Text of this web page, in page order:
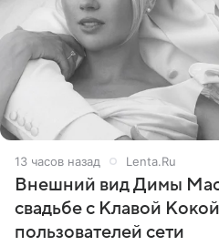
13 часов назад Lenta.Ru
Внешний вид Димы
свадьбе с Клавой
пользователей сети